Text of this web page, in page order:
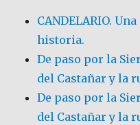
CANDELARIO.
historia.
De paso por la
del Castañar y la
De paso por la
del Castañar y la